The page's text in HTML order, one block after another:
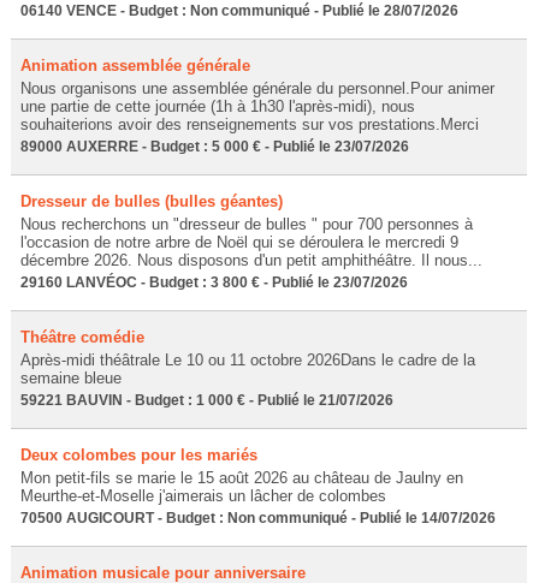
06140 VENCE - Budget : Non communiqué - Publié le 28/07/2026
Animation assemblée générale
Nous organisons une assemblée générale du personnel.Pour animer
une partie de cette journée (1h à 1h30 l'après-midi), nous
souhaiterions avoir des renseignements sur vos prestations.Merci
89000 AUXERRE - Budget : 5 000 € - Publié le 23/07/2026
Dresseur de bulles (bulles géantes)
Nous recherchons un "dresseur de bulles " pour 700 personnes à
l'occasion de notre arbre de Noël qui se déroulera le mercredi 9
décembre 2026. Nous disposons d'un petit amphithéâtre. Il nous...
29160 LANVÉOC - Budget : 3 800 € - Publié le 23/07/2026
Théâtre comédie
Après-midi théâtrale Le 10 ou 11 octobre 2026Dans le cadre de la
semaine bleue
59221 BAUVIN - Budget : 1 000 € - Publié le 21/07/2026
Deux colombes pour les mariés
Mon petit-fils se marie le 15 août 2026 au château de Jaulny en
Meurthe-et-Moselle j'aimerais un lâcher de colombes
70500 AUGICOURT - Budget : Non communiqué - Publié le 14/07/2026
Animation musicale pour anniversaire